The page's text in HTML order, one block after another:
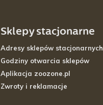
Sklepy stacjonarne
Adresy sklepów stacjonarnych
Godziny otwarcia sklepów
Aplikacja zoozone.pl
Zwroty i reklamacje